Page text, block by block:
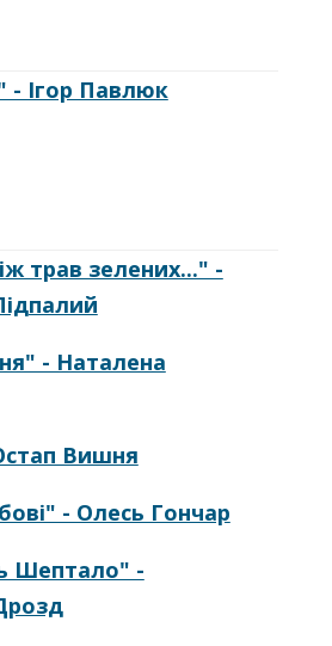
- Ігор Павлюк
трав зелених..." -
- Наталена
Вишня
- Олесь Гончар
Шептало" -